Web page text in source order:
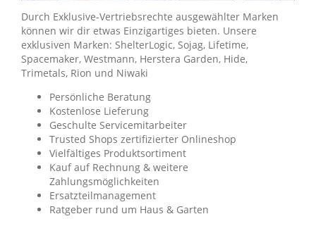
Durch Exklusive-Vertriebsrechte ausgewählter Marken
können wir dir etwas Einzigartiges bieten. Unsere
exklusiven Marken: ShelterLogic, Sojag, Lifetime,
Spacemaker, Westmann, Herstera Garden, Hide,
Trimetals, Rion und Niwaki
Persönliche Beratung
Kostenlose Lieferung
Geschulte Servicemitarbeiter
Trusted Shops zertifizierter Onlineshop
Vielfältiges Produktsortiment
Kauf auf Rechnung & weitere
Zahlungsmöglichkeiten
Ersatzteilmanagement
Ratgeber rund um Haus & Garten
Jetzt 10€ Gutschein sichern
Melde dich jetzt zu unserem Newsletter an
und erhalte einenexklusiven 10€
Gutscheinab einem Einkaufswert von 250€.
JETZT ANMELDEN